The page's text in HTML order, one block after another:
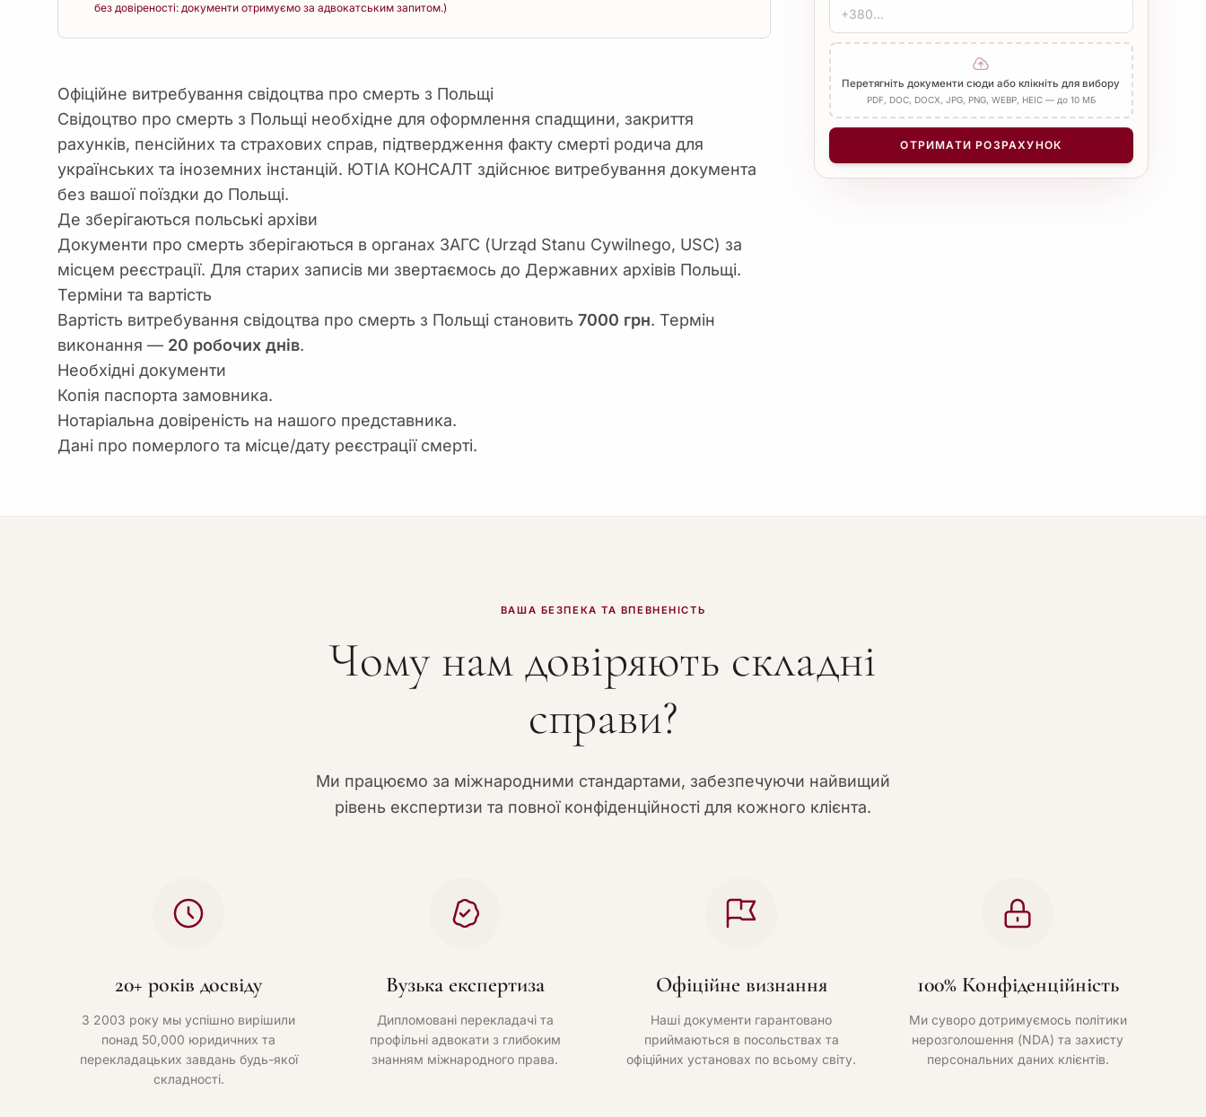
без довіреності: документи отримуємо за адвокатським запитом.)
Офіційне витребування свідоцтва про смерть з Польщі
Свідоцтво про смерть з Польщі необхідне для оформлення спадщини, закриття
рахунків, пенсійних та страхових справ, підтвердження факту смерті родича для
українських та іноземних інстанцій. ЮТІА КОНСАЛТ здійснює витребування документа
без вашої поїздки до Польщі.
Де зберігаються польські архіви
Документи про смерть зберігаються в органах ЗАГС (Urząd Stanu Cywilnego, USC) за
місцем реєстрації. Для старих записів ми звертаємось до Державних архівів Польщі.
Терміни та вартість
Вартість витребування свідоцтва про смерть з Польщі становить 7000 грн. Термін
виконання — 20 робочих днів.
Необхідні документи
Копія паспорта замовника.
Нотаріальна довіреність на нашого представника.
Дані про померлого та місце/дату реєстрації смерті.
ЗАСВІДЧЕННЯ
Печатка бюро Нотаріус
Додати Апостиль
КІЛЬКІСТЬ СТОРІНОК
+
Перетягніть документи сюди або клікніть для вибору
PDF, DOC, DOCX, JPG, PNG, WEBP, HEIC — до 10 МБ
ОТРИМАТИ РОЗРАХУНОК
ВАША БЕЗПЕКА ТА ВПЕВНЕНІСТЬ
Чому нам довіряють складні
справи?
Ми працюємо за міжнародними стандартами, забезпечуючи найвищий
рівень експертизи та повної конфіденційності для кожного клієнта.
20+ років досвіду
З 2003 року мы успішно вирішили
понад 50,000 юридичних та
перекладацьких завдань будь-якої
складності.
Вузька експертиза
Дипломовані перекладачі та
профільні адвокати з глибоким
знанням міжнародного права.
Офіційне визнання
Наші документи гарантовано
приймаються в посольствах та
офіційних установах по всьому світу.
100% Конфіденційність
Ми суворо дотримуємось політики
нерозголошення (NDA) та захисту
персональних даних клієнтів.